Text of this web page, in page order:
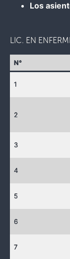
Los
LIC. EN
N°
1
2
3
4
5
6
7